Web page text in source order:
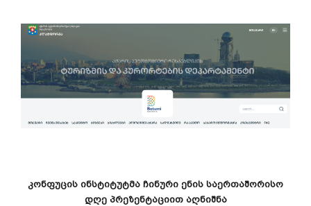
კონფუცის ინსტიტუტმა ჩინური ენის საერთაშორისო
დღე პრეზენტაციით აღნიშნა